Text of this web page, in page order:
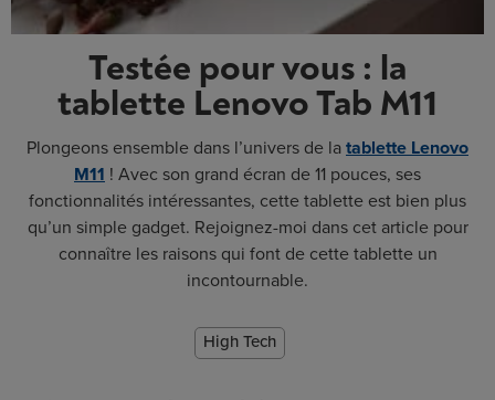
Testée pour vous : la
tablette Lenovo Tab M11
Plongeons ensemble dans l’univers de latablette Lenovo
M11 ! Avec son grand écran de 11 pouces, ses
fonctionnalités intéressantes, cette tablette est bien plus
qu’un simple gadget. Rejoignez-moi dans cet article pour
connaître les raisons qui font de cette tablette un
incontournable.
High Tech